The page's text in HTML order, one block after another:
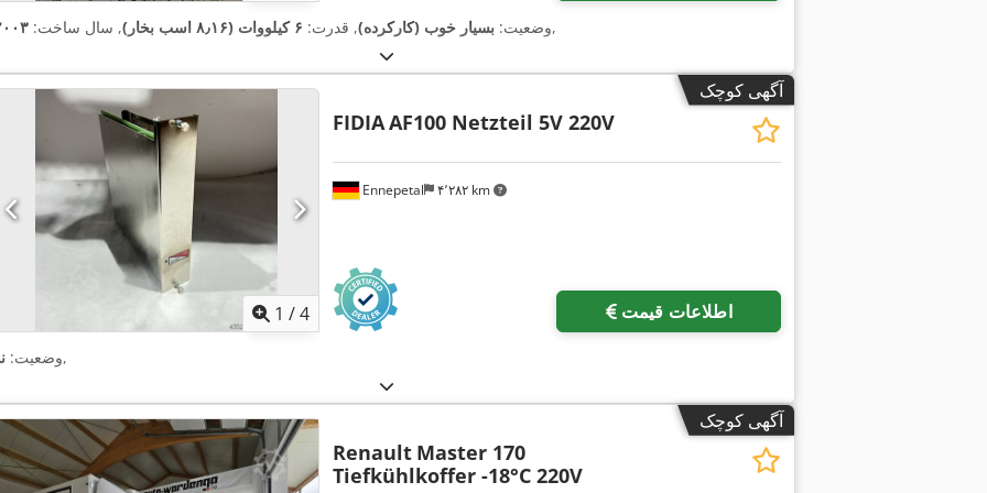
وضعیت: بسیار خوب (کارکرده), قدرت: ۶ کیلووات (۸٫۱۶ اسب بخار) , سال ساخت: ,
آگهی کوچک
1 /4
Ennepetal ۴٬۲۸۲ km
FIDIAAF100 Netzteil 5V 220V
اطلاعات قیمت
وضعیت:,
آگهی کوچک
Renault Master 170
Tiefkühlkoffer -18°C 220V